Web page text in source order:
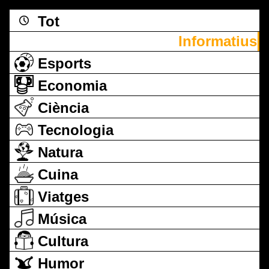
Tot
Informatius
Esports
Economia
Ciència
Tecnologia
Natura
Cuina
Viatges
Música
Cultura
Humor